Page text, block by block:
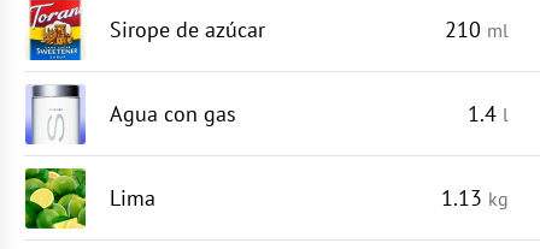
Sirope de azúcar 210 ml
Agua con gas 1.4 l
Lima 1.13 kg